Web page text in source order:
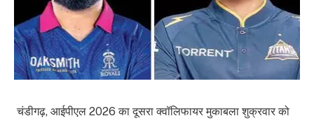
चंडीगढ़, आईपीएल 2026 का दूसरा क्वॉलिफायर मुकाबला शुक्रवार को